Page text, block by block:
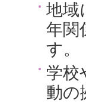
地域
年関
す。
学校
動の